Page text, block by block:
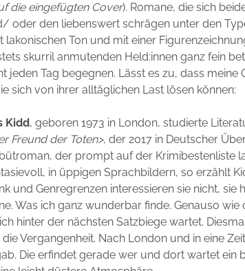
die eingefügten Cover). Romane, die sich
oder den liebenswert schrägen unter den
lakonischen Ton und mit einer
skurril anmutenden Held:innen ganz fein
jeden Tag begegnen. Lässt es zu, dass meine
sich von ihrer alltäglichen Last lösen können:
Kidd, geboren 1973 in London, studierte
Freund der Toten>, der 2017 in Deutscher
der prompt auf der Krimibestenliste
in üppigen Sprachbildern, so erzählt
und Genregrenzen interessieren sie nicht,
Was ich ganz wunderbar finde. Genauso wie
hinter der nächsten Satzbiege wartet.
die Vergangenheit. Nach London und in eine
Die erfindet gerade wer und dort wartet ein